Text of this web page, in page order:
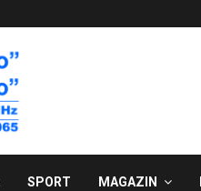
SPORT MAGAZIN